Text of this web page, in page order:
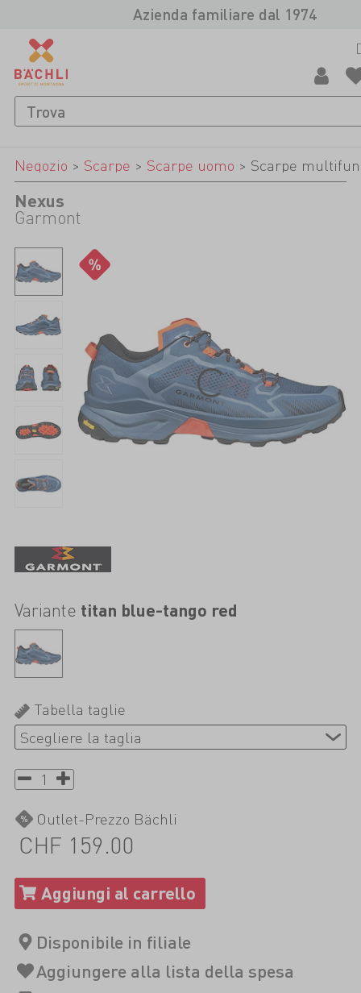
Azienda familiare dal 1974
Negozio > Scarpe > Scarpe uomo > Scarpe
Nexus
Garmont
Variante titan blue-tango red
Tabella taglie
Outlet-Prezzo Bächli
CHF 159.00